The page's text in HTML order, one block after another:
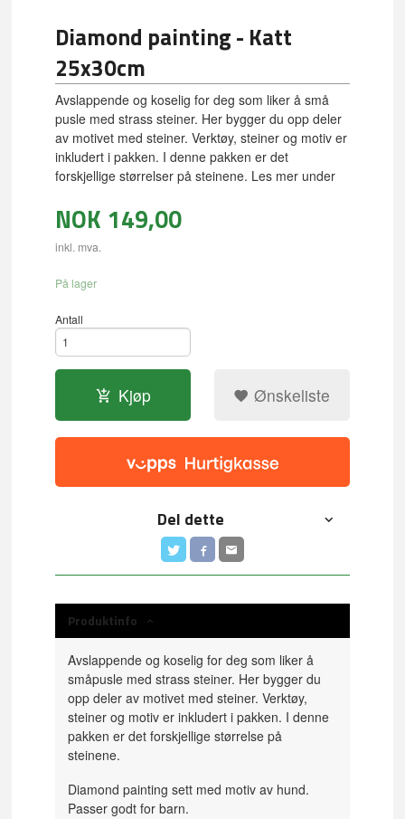
Diamond painting - Katt
25x30cm
Avslappende og koselig for deg som liker å små
pusle med strass steiner. Her bygger du opp deler
av motivet med steiner. Verktøy, steiner og motiv er
inkludert i pakken. I denne pakken er det
forskjellige størrelser på steinene. Les mer under
NOK 149,00
inkl. mva.
På lager
Antall
Kjøp Ønskeliste
Del dette
Produktinfo
Avslappende og koselig for deg som liker å
småpusle med strass steiner. Her bygger du
opp deler av motivet med steiner. Verktøy,
steiner og motiv er inkludert i pakken. I denne
pakken er det forskjellige størrelse på
steinene.
Diamond painting sett med motiv av hund.
Passer godt for barn.